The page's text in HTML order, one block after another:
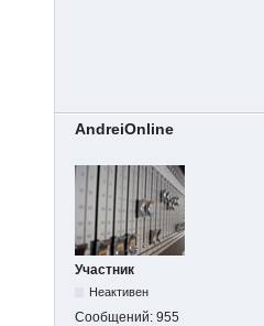
AndreiOnline
Участник
Неактивен
Сообщений: 955